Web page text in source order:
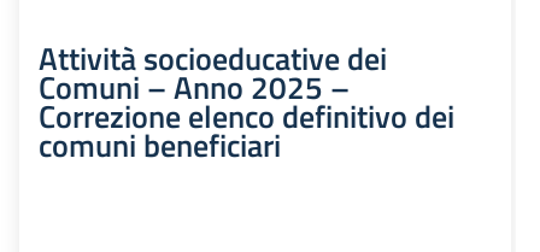
Attività socioeducative dei
Comuni – Anno 2025 –
Correzione elenco definitivo dei
comuni beneficiari